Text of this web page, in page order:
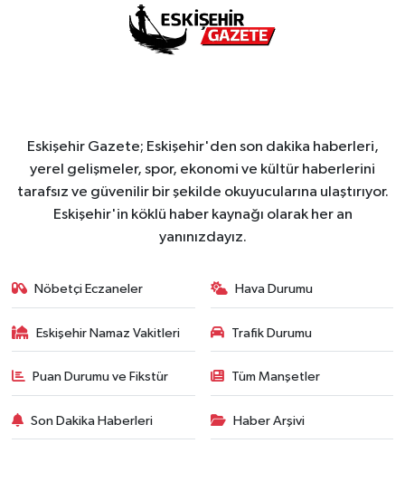
Eskişehir Gazete; Eskişehir'den son dakika haberleri,
yerel gelişmeler, spor, ekonomi ve kültür haberlerini
tarafsız ve güvenilir bir şekilde okuyucularına ulaştırıyor.
Eskişehir'in köklü haber kaynağı olarak her an
yanınızdayız.
Nöbetçi Eczaneler Hava Durumu
Eskişehir Namaz Vakitleri Trafik Durumu
Puan Durumu ve Fikstür Tüm Manşetler
Son Dakika Haberleri Haber Arşivi